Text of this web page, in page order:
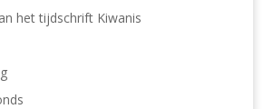
het tijdschrift Kiwanis